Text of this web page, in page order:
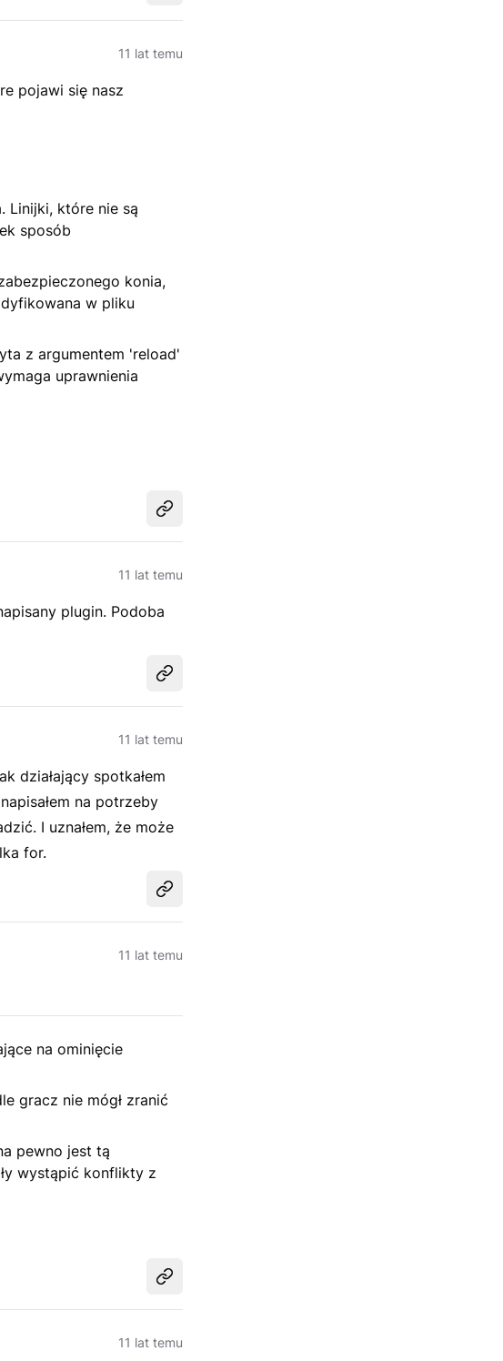
11 lat temu
pojawi się nasz
Linijki, które nie są
sposób
konia,
w pliku
z argumentem 'reload'
uprawnienia
Udostępnij
11 lat temu
plugin. Podoba
Udostępnij
11 lat temu
działający spotkałem
na potrzeby
I uznałem, że może
for.
Udostępnij
11 lat temu
na ominięcie
gracz nie mógł zranić
pewno jest tą
wystąpić konflikty z
Udostępnij
11 lat temu